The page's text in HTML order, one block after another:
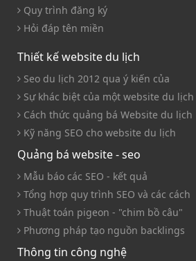
Quy trình đăng ký
Hỏi đáp tên miền
Thiết kế website du lịch
Seo du lịch 2012 qua ý kiến của
Sự khác biệt của một website du lịch
Cách thức quảng bá Website du lịch
Kỹ năng SEO cho website du lịch
Quảng bá website - seo
Mẫu báo các SEO - kết quả
Tổng hợp quy trình SEO và các cách
Thuật toán pigeon - "chim bồ câu"
Phương pháp tạo nguồn backlings
Thông tin công nghệ